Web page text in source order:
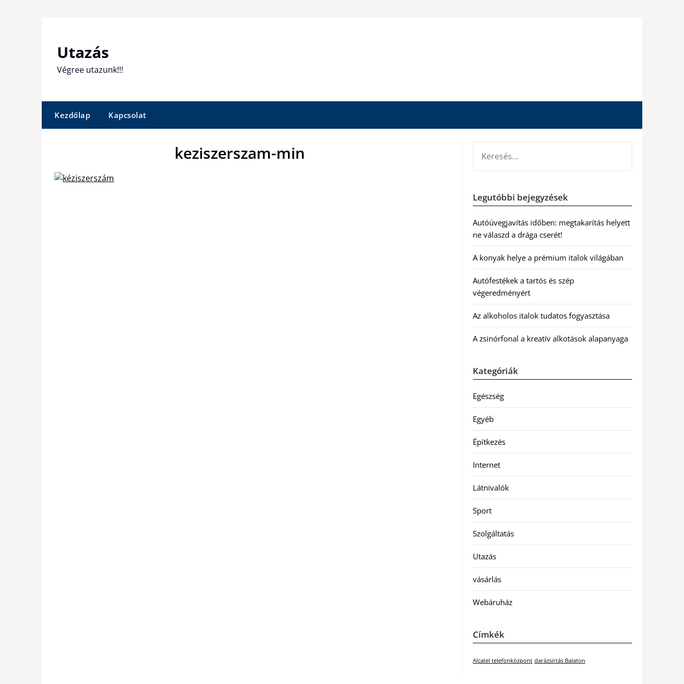
Utazás
Végree utazunk!!!
Kezdőlap Kapcsolat
keziszerszam-min
Legutóbbi bejegyzések
Autóüvegjavítás időben: megtakarítás helyett
ne válaszd a drága cserét!
A konyak helye a prémium italok világában
Autófestékek a tartós és szép
végeredményért
Az alkoholos italok tudatos fogyasztása
A zsinórfonal a kreatív alkotások alapanyaga
Kategóriák
Egészség
Egyéb
Építkezés
Internet
Látnivalók
Sport
Szolgáltatás
Utazás
vásárlás
Webáruház
Címkék
Alcatel telefonközpont darázsirtás Balaton